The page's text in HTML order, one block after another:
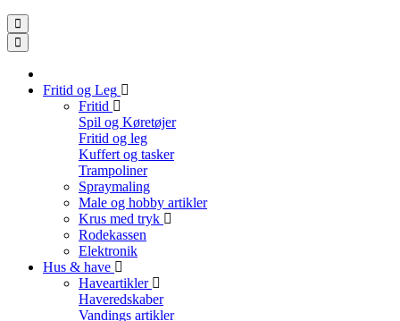
Fritid og Leg
Fritid
Spil og Køretøjer
Fritid og leg
Kuffert og tasker
Trampoliner
Spraymaling
Male og hobby artikler
Krus med tryk
Rodekassen
Elektronik
Hus & have
Haveartikler
Haveredskaber
Vandings artikler